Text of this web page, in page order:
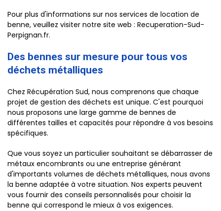
Pour plus d'informations sur nos services de location de
benne, veuillez visiter notre site web : Recuperation-Sud-
Perpignan.fr.
Des bennes sur mesure pour tous vos
déchets métalliques
Chez Récupération Sud, nous comprenons que chaque
projet de gestion des déchets est unique. C'est pourquoi
nous proposons une large gamme de bennes de
différentes tailles et capacités pour répondre à vos besoins
spécifiques.
Que vous soyez un particulier souhaitant se débarrasser de
métaux encombrants ou une entreprise générant
d'importants volumes de déchets métalliques, nous avons
la benne adaptée à votre situation. Nos experts peuvent
vous fournir des conseils personnalisés pour choisir la
benne qui correspond le mieux à vos exigences.